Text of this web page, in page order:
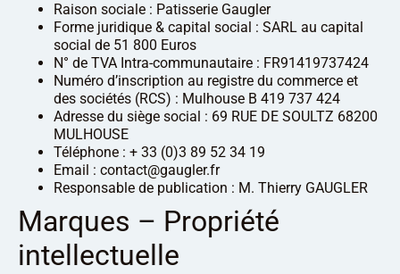
Raison sociale : Patisserie Gaugler
Forme juridique & capital social : SARL au capital
social de 51 800 Euros
N° de TVA Intra-communautaire : FR91419737424
Numéro d’inscription au registre du commerce et
des sociétés (RCS) : Mulhouse B 419 737 424
Adresse du siège social : 69 RUE DE SOULTZ 68200
MULHOUSE
Téléphone : + 33 (0)3 89 52 34 19
Email : contact@gaugler.fr
Responsable de publication : M. Thierry GAUGLER
Marques – Propriété
intellectuelle